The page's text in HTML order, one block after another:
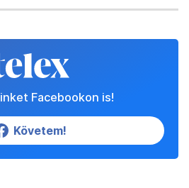
Facebookon is!
Követem!